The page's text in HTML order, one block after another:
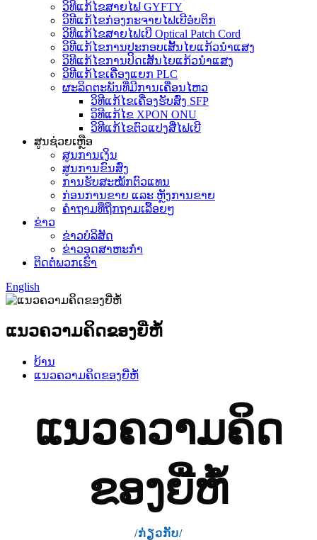
ວິທີແກ້ໄຂສາຍໄຟ GYFTY
ວິທີແກ້ໄຂກ່ອງກະຈາຍໄຟເບີອໍບຕິກ
ວິທີແກ້ໄຂສາຍໄຟເບີ Optical Patch Cord
ວິທີແກ້ໄຂການປະກອບເສັ້ນໄຍແກ້ວນຳແສງ
ວິທີແກ້ໄຂການປິດເສັ້ນໄຍແກ້ວນຳແສງ
ວິທີແກ້ໄຂເຄື່ອງແຍກ PLC
ຜະລິດຕະພັນທີ່ມີການເຄື່ອນໄຫວ
ວິທີແກ້ໄຂເຄື່ອງຮັບສົ່ງ SFP
ວິທີແກ້ໄຂ XPON ONU
ວິທີແກ້ໄຂຕົວແປງສື່ໄຟເບີ
ສູນຊ່ວຍເຫຼືອ
ສູນການເງິນ
ສູນການຂົນສົ່ງ
ການຮັບສະໝັກຕົວແທນ
ກ່ອນການຂາຍ ແລະ ຫຼັງການຂາຍ
ຄຳຖາມທີ່ຖືກຖາມເລື້ອຍໆ
ຂ່າວ
ຂ່າວບໍລິສັດ
ຂ່າວອຸດສາຫະກຳ
ຕິດຕໍ່ພວກເຮົາ
English
ແນວຄວາມຄິດຂອງຍີ່ຫໍ້
ບ້ານ
ແນວຄວາມຄິດຂອງຍີ່ຫໍ້
ແນວຄວາມຄິດ
ຂອງຍີ່ຫໍ້
/ກ່ຽວກັບ/